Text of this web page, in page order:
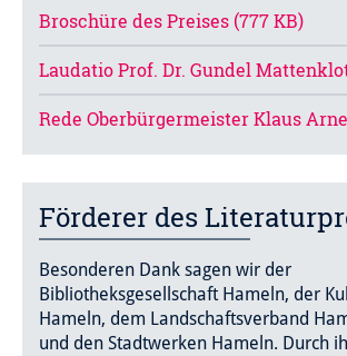
Broschüre des Preises (777 KB)
Laudatio Prof. Dr. Gundel
Rede Oberbürgermeister Klaus
Förderer des
Besonderen Dank sagen wir der
Bibliotheksgesellschaft Hameln, der
Hameln, dem Landschaftsverband
und den Stadtwerken Hameln. Durch